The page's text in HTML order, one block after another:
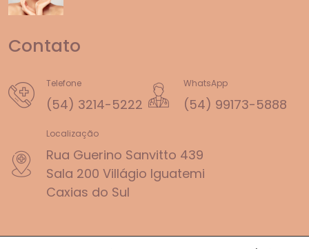
Contato
Telefone
(54) 3214-5222
WhatsApp
(54) 99173-5888
Localização
Rua Guerino Sanvitto 439
Sala 200 Villágio Iguatemi
Caxias do Sul